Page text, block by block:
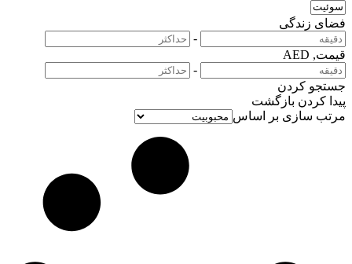
فضای زندگی
-
قیمت, AED
-
جستجو کردن
پیدا کردن بازگشت
مرتب سازی بر اساس